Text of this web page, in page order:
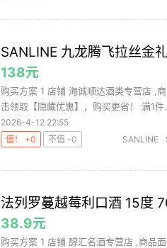
SANLINE 九龙腾飞拉丝金
138元
购买方案 1 店铺 海诚顺达酒类专营店 ,
击领取【隐藏优惠】，购买更省！ 满1件
2026-4-12 22:55
值！ +0
不值 -0 SANLINE
法列罗蔓越莓利口酒 15度
38.9元
购买方案 1 店铺 醇汇名酒专营店 ,商品